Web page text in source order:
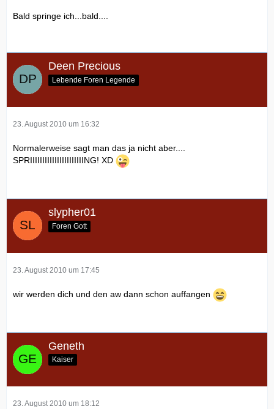
Bald springe ich...bald....
Deen Precious
Lebende Foren Legende
23. August 2010 um 16:32
Normalerweise sagt man das ja nicht aber....
SPRIIIIIIIIIIIIIIIIIIIIIING! XD
slypher01
Foren Gott
23. August 2010 um 17:45
wir werden dich und den aw dann schon auffangen
Geneth
Kaiser
23. August 2010 um 18:12